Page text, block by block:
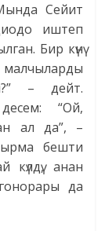
Сейит
иштеп
Бир күнү
– дейт.
“Ой,
ал да”, –
бешти
анан
да